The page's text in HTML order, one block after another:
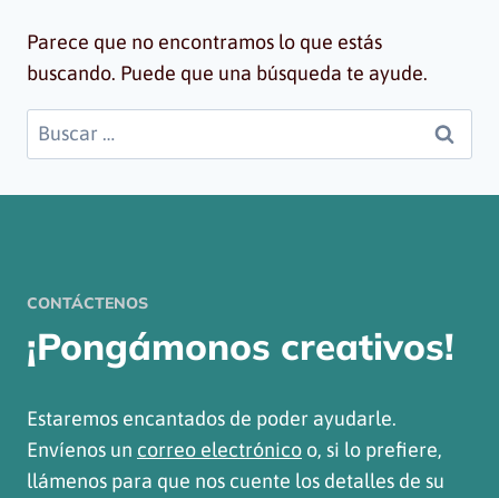
Parece que no encontramos lo que estás
buscando. Puede que una búsqueda te ayude.
Buscar:
CONTÁCTENOS
¡Pongámonos creativos!
Estaremos encantados de poder ayudarle.
Envíenos un correo electrónico o, si lo prefiere,
llámenos para que nos cuente los detalles de su